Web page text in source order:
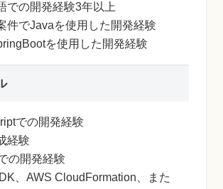
での開発経験3年以上
件でJavaを使用した開発経験
を使用した開発経験
での開発経験
経験
の開発経験
、AWS CloudFormation、また